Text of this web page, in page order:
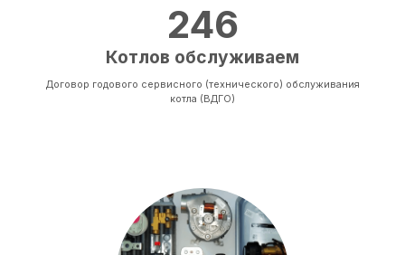
246
Котлов обслуживаем
Договор годового сервисного (технического) обслуживания
котла (ВДГО)